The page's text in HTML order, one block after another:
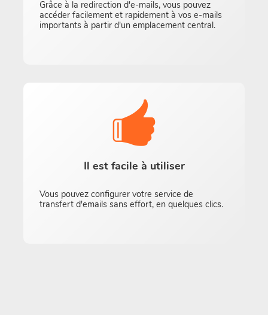
Grâce à la redirection d'e-mails, vous pouvez
accéder facilement et rapidement à vos e-mails
importants à partir d'un emplacement central.
Il est facile à utiliser
Vous pouvez configurer votre service de
transfert d'emails sans effort, en quelques clics.